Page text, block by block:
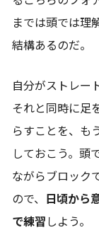
までは頭では理
結構あるのだ。
自分がストレー
それと同時に足
らすことを、も
しておこう。頭
ながらブロック
ので、
日頃から
で練習 しよう。